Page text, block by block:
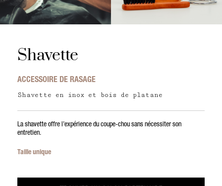
Shavette
ACCESSOIRE DE RASAGE
Shavette en inox et bois de platane
La shavette offre l’expérience du coupe-chou sans nécessiter son
entretien.
Taille unique